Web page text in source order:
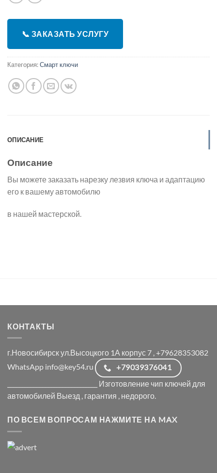
📞 ЗАКАЗАТЬ УСЛУГУ
Категория:Смарт ключи
ОПИСАНИЕ
Описание
Вы можете заказать нарезку лезвия ключа и адаптацию
его к вашему автомобилю
в нашей мастерской.
КОНТАКТЫ
г.Новосибирск ул.Высоцкого 1А корпус 7 , +79628353082
WhatsApp info@key54.ru
+79039376041
_______________________________ Изготовление чип ключей для
автомобилей Выезд , гарантия , недорого.
ПО ВСЕМ ВОПРОСАМ НАЖМИТЕ НА MAX